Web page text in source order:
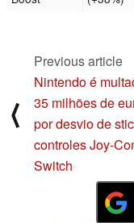
⟨
Previous article
Nintendo é
35 milhões de
por desvio de
controles Joy-
Switch